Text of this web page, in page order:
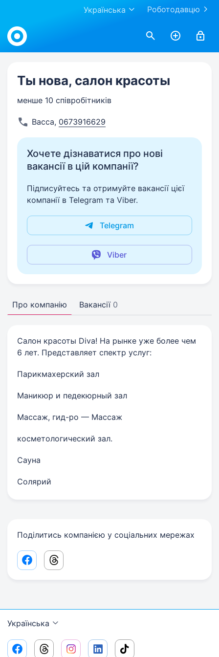
Роботодавцю
Українська
Work.ua
Ты нова, салон красоты
менше 10 співробітників
Васса, 0673916629
Хочете дізнаватися про нові
вакансії в цій компанії?
Підписуйтесь та отримуйте вакансії цієї
компанії в Telegram та Viber.
Telegram
Viber
Про компанію Вакансії 0
Салон красоты Diva! На рынке уже более чем
6 лет. Представляет спектр услуг:
Парикмахерский зал
Маникюр и педекюрный зал
Массаж, гид-ро — Массаж
косметологический зал.
Сауна
Солярий
Поділитись компанією у соціальних мережах
Facebook share link
Threads share link
Українська